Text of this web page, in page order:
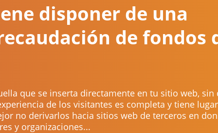
disponer de una
de fondos
que se inserta directamente en tu sitio web,
de los visitantes es completa y tiene
no derivarlos hacia sitios web de terceros en
y organizaciones...